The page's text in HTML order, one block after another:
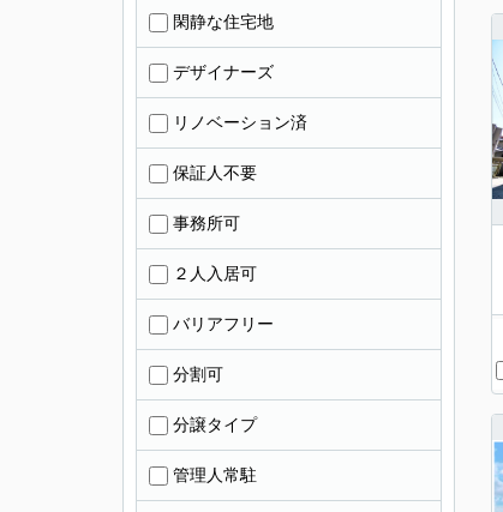
閑静な住宅地
デザイナーズ
リノベーション済
保証人不要
事務所可
２人入居可
バリアフリー
分割可
分譲タイプ
管理人常駐